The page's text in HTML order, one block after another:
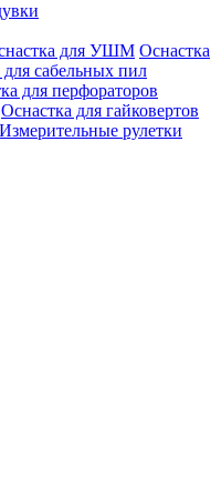
для УШМ Оснастка
для сабельных пил
для перфораторов
Оснастка для гайковертов
Измерительные рулетки